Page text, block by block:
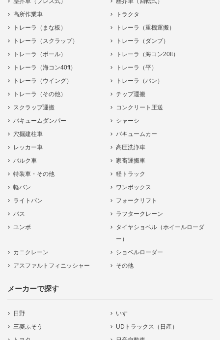
高所作業車
トラクタ
トレーラ（まな板）
トレーラ（重機運搬）
トレーラ（スクラップ）
トレーラ（ダンプ）
トレーラ（ポール）
トレーラ（海コン20ft）
トレーラ（海コン40ft）
トレーラ（平）
トレーラ（ウイング）
トレーラ（バン）
トレーラ（その他）
チップ運搬
スクラップ運搬
コンクリート圧送
バキュームダンパー
シャーシ
穴掘建柱車
バキュームカー
レッカー車
高圧洗浄車
バルク車
家畜運搬車
特装車・その他
軽トラック
軽バン
ワンボックス
ライトバン
フォークリフト
バス
ラフタークレーン
ユンボ
タイヤショベル（ホイールローダ
ー）
カニクレーン
ショベルローダー
アスファルトフィニッシャー
その他
メーカーで探す
日野
いすゞ
三菱ふそう
UDトラックス（日産）